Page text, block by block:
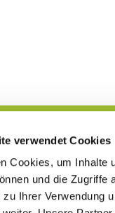
verwendet Cookies
Cookies, um Inhalte
und die Zugriffe
zu Ihrer Verwendung